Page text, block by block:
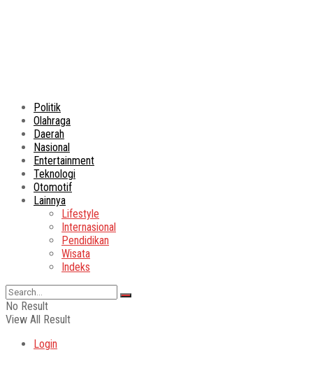
Politik
Olahraga
Daerah
Nasional
Entertainment
Teknologi
Otomotif
Lainnya
Lifestyle
Internasional
Pendidikan
Wisata
Indeks
No Result
View All Result
Login